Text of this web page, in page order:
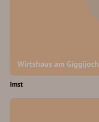
Wirtshaus am Giggijoch
Imst